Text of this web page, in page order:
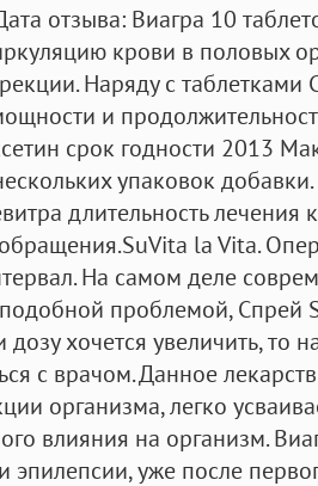
отзыва: Виагра 10
крови в половых
Наряду с
и
срок годности 2013
упаковок
длительность
la Vita.
На самом деле
подобной проблемой, Спрей
дозу хочется увеличить, то
с врачом. Данное
организма, легко
влияния на организм.
эпилепсии, уже после